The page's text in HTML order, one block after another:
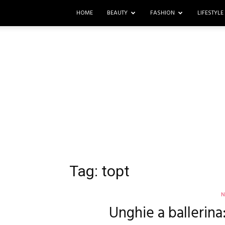
HOME BEAUTY FASHION LIFESTYLE
Tag: topt
Unghie a